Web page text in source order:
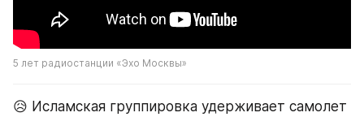
5 лет радиостанции «Эхо Москвы»
😥 Исламская группировка удерживает самолет